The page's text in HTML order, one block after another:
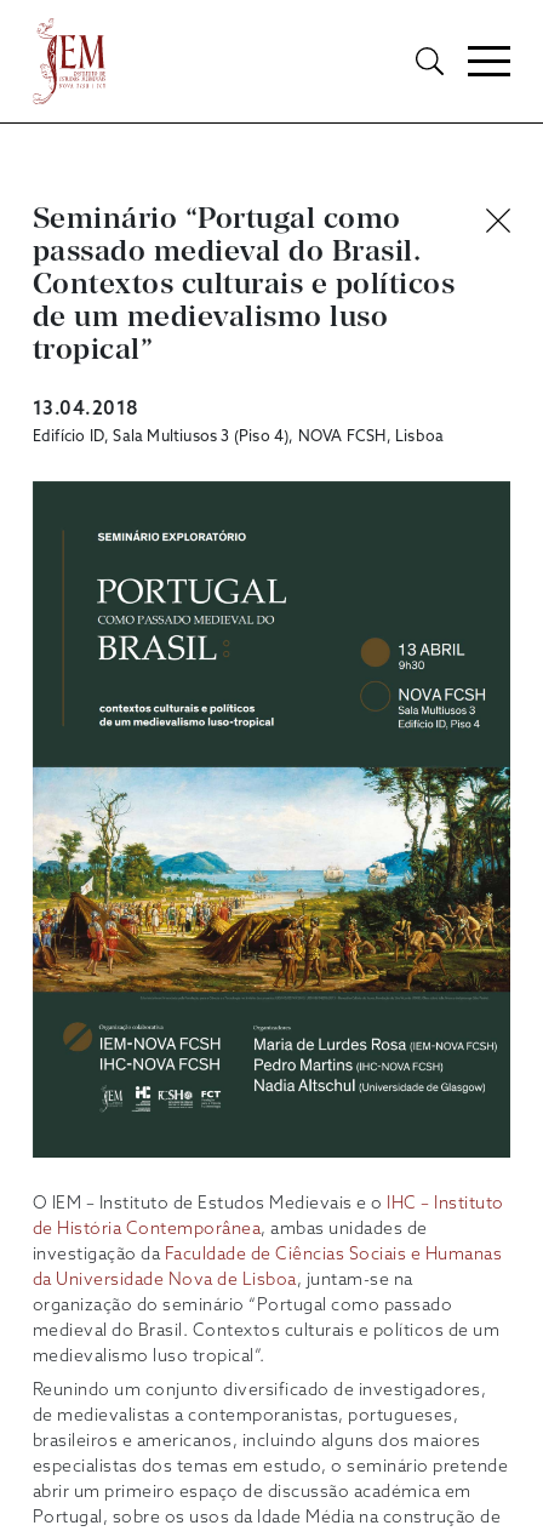
Seminário “Portugal como
passado medieval do Brasil.
Contextos culturais e políticos
de um medievalismo luso
tropical”
13.04.2018
Edifício ID, Sala Multiusos 3 (Piso 4), NOVA FCSH, Lisboa
O IEM – Instituto de Estudos Medievais e o IHC – Instituto
de História Contemporânea, ambas unidades de
investigação da Faculdade de Ciências Sociais e Humanas
da Universidade Nova de Lisboa, juntam-se na
organização do seminário “Portugal como passado
medieval do Brasil. Contextos culturais e políticos de um
medievalismo luso tropical”.
Reunindo um conjunto diversificado de investigadores,
de medievalistas a contemporanistas, portugueses,
brasileiros e americanos, incluindo alguns dos maiores
especialistas dos temas em estudo, o seminário pretende
abrir um primeiro espaço de discussão académica em
Portugal, sobre os usos da Idade Média na construção de